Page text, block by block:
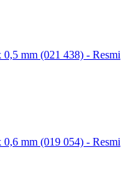
mm (021 438) - Resmi
mm (019 054) - Resmi